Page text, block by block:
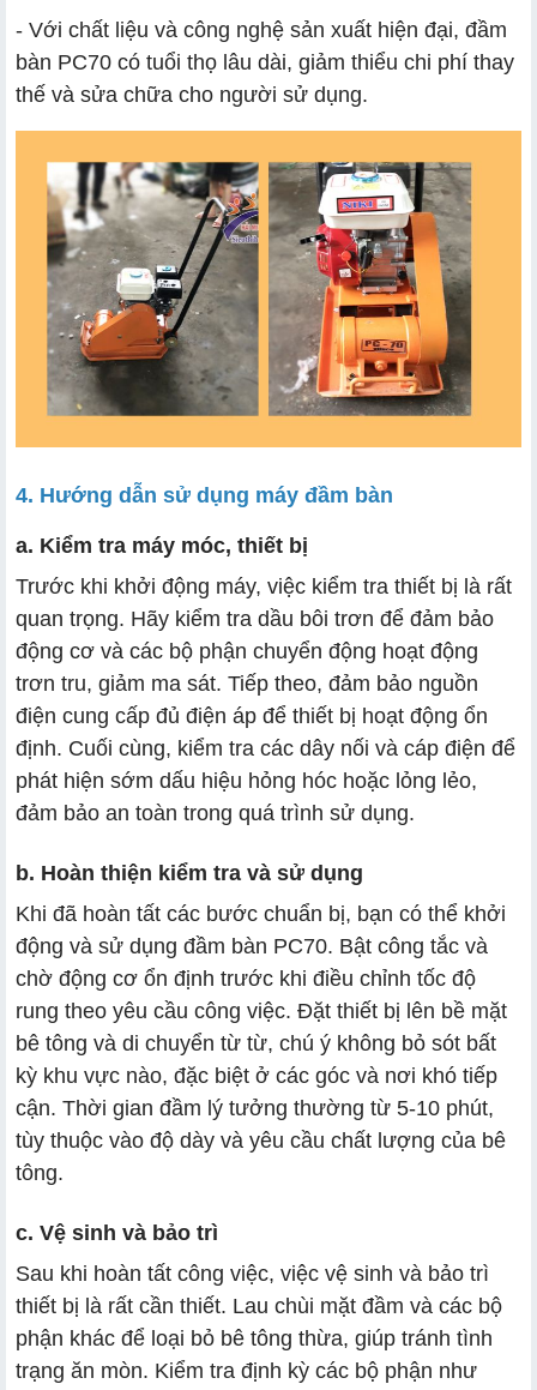
- Với chất liệu và công nghệ sản xuất hiện đại, đầm
bàn PC70 có tuổi thọ lâu dài, giảm thiểu chi phí thay
thế và sửa chữa cho người sử dụng.
4. Hướng dẫn sử dụng máy đầm bàn
a. Kiểm tra máy móc, thiết bị
Trước khi khởi động máy, việc kiểm tra thiết bị là rất
quan trọng. Hãy kiểm tra dầu bôi trơn để đảm bảo
động cơ và các bộ phận chuyển động hoạt động
trơn tru, giảm ma sát. Tiếp theo, đảm bảo nguồn
điện cung cấp đủ điện áp để thiết bị hoạt động ổn
định. Cuối cùng, kiểm tra các dây nối và cáp điện để
phát hiện sớm dấu hiệu hỏng hóc hoặc lỏng lẻo,
đảm bảo an toàn trong quá trình sử dụng.
b. Hoàn thiện kiểm tra và sử dụng
Khi đã hoàn tất các bước chuẩn bị, bạn có thể khởi
động và sử dụng đầm bàn PC70. Bật công tắc và
chờ động cơ ổn định trước khi điều chỉnh tốc độ
rung theo yêu cầu công việc. Đặt thiết bị lên bề mặt
bê tông và di chuyển từ từ, chú ý không bỏ sót bất
kỳ khu vực nào, đặc biệt ở các góc và nơi khó tiếp
cận. Thời gian đầm lý tưởng thường từ 5-10 phút,
tùy thuộc vào độ dày và yêu cầu chất lượng của bê
tông.
c. Vệ sinh và bảo trì
Sau khi hoàn tất công việc, việc vệ sinh và bảo trì
thiết bị là rất cần thiết. Lau chùi mặt đầm và các bộ
phận khác để loại bỏ bê tông thừa, giúp tránh tình
trạng ăn mòn. Kiểm tra định kỳ các bộ phận như